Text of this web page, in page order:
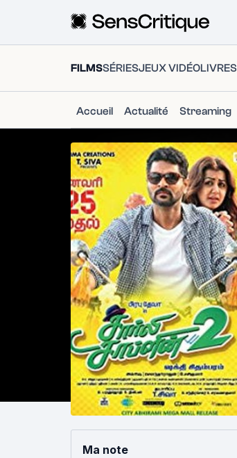
FILMSSÉRIESJEUX VIDÉOLIVRES
Accueil Actualité Streaming
Ma note